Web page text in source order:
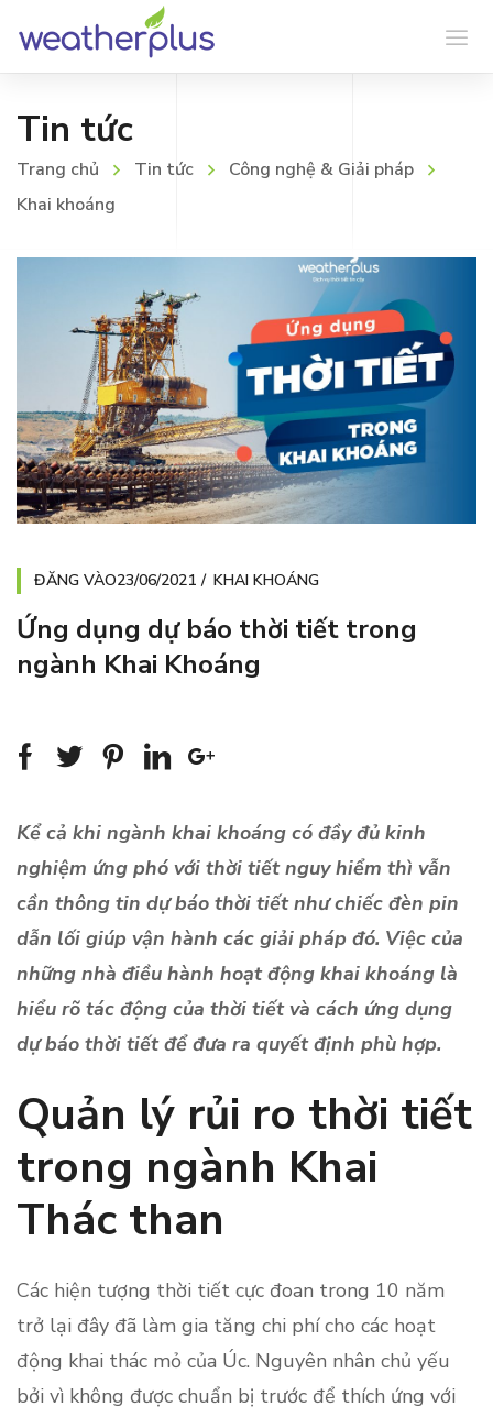
Tin tức
Trang chủ Tin tức
Công nghệ & Giải pháp
Khai khoáng
ĐĂNG VÀO23/06/2021 KHAI KHOÁNG
Ứng dụng dự báo thời tiết trong
ngành Khai Khoáng
Kể cả khi ngành khai khoáng có đầy đủ kinh
nghiệm ứng phó với thời tiết nguy hiểm thì vẫn
cần thông tin dự báo thời tiết như chiếc đèn pin
dẫn lối giúp vận hành các giải pháp đó. Việc của
những nhà điều hành hoạt động khai khoáng là
hiểu rõ tác động của thời tiết và cách ứng dụng
dự báo thời tiết để đưa ra quyết định phù hợp.
Quản lý rủi ro thời tiết
trong ngành Khai
Thác than
Các hiện tượng thời tiết cực đoan trong 10 năm
trở lại đây đã làm gia tăng chi phí cho các hoạt
động khai thác mỏ của Úc. Nguyên nhân chủ yếu
bởi vì không được chuẩn bị trước để thích ứng với